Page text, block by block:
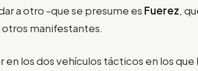
a otro -que se presume es Fuerez,
manifestantes.
en los dos vehículos tácticos en los